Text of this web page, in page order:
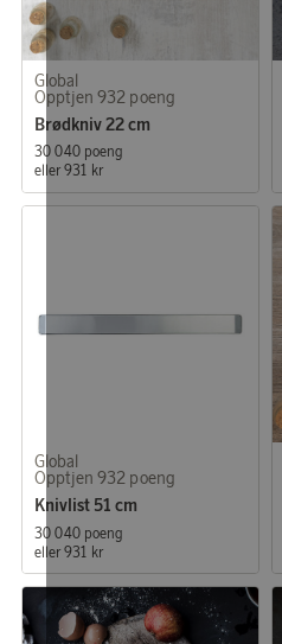
Global
Opptjen 932 poeng
Brødkniv 22 cm
30 040 poeng
eller 931 kr
Global
Opptjen 932 poeng
Knivlist 51 cm
30 040 poeng
eller 931 kr